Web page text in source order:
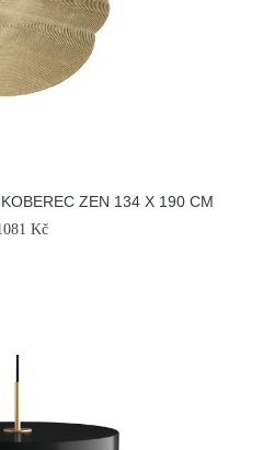
ZEN 134 X 190 CM
Kč